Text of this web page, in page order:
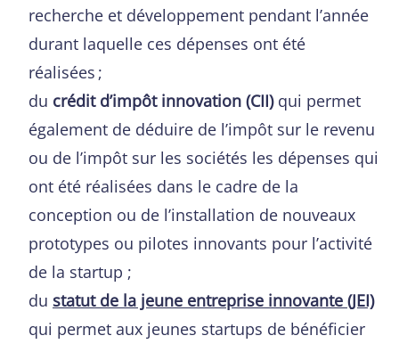
recherche et développement pendant l’année
durant laquelle ces dépenses ont été
réalisées ;
du crédit d’impôt innovation (CII)qui permet
également de déduire de l’impôt sur le revenu
ou de l’impôt sur les sociétés les dépenses qui
ont été réalisées dans le cadre de la
conception ou de l’installation de nouveaux
prototypes ou pilotes innovants pour l’activité
de la startup ;
du statut de la jeune entreprise innovante (JEI)
qui permet aux jeunes startups de bénéficier